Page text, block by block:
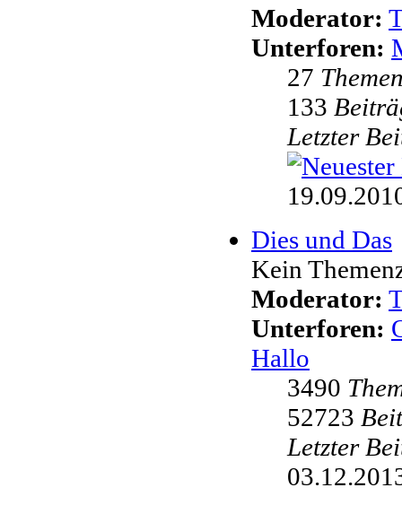
Moderator:
Unterforen:
27
133
Letzter
Dies und Das
Kein
Moderator:
Unterforen:
Hallo
3490
52723
Letzter